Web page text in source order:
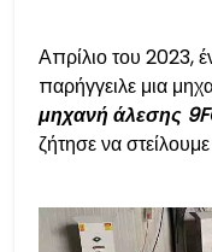
Απρίλιο του 2023,
παρήγγειλε μια
μηχανή άλεσης
ζήτησε να